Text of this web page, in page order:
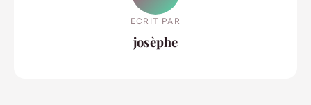
ECRIT PAR
josèphe